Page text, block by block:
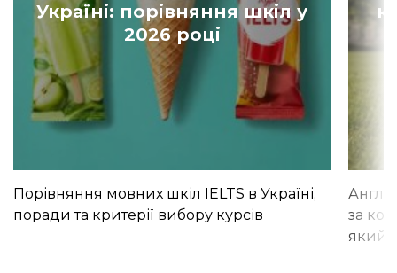
Україні: порівняння шкіл у
2026 році
Порівняння мовних шкіл IELTS в Україні,
поради та критерії вибору курсів
за
який